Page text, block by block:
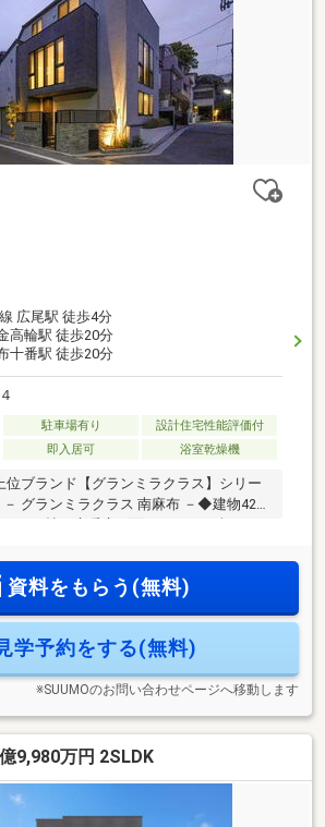
広尾駅 徒歩4分
高輪駅 徒歩20分
十番駅 徒歩20分
駐車場有り
設計住宅性能評価付
即入居可 浴室乾燥機
位ブランド【グランミラクラス】シリー
グランミラクラス 南麻布 －◆建物42坪
22.8帖／床暖房３面（キッチン含む）
立で家族のプライバシーに配慮◆脱衣室
を配備◆バスルーム：LIXIL「SPAGE（ス
＆書斎スペース付◆全室収納付き他、パ
、収納豊富◆１階ホールにセカンド洗面
資料をもらう(無料)
学予約をする(無料)
※SUUMOのお問い合わせページへ移動します
9,980万円 2SLDK